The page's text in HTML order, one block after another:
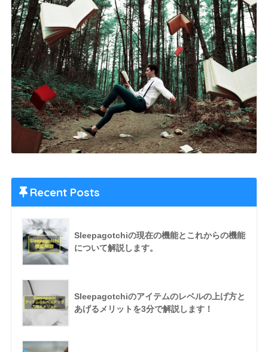
Recent Posts
Sleepagotchiの現在の機能とこれからの機能
について解説します。
Sleepagotchiのアイテムのレベルの上げ方と
あげるメリットを3分で解説します！